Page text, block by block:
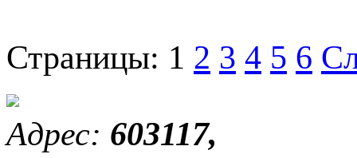
Страницы: 1 2 3 4 5 6
Адрес: 603117,